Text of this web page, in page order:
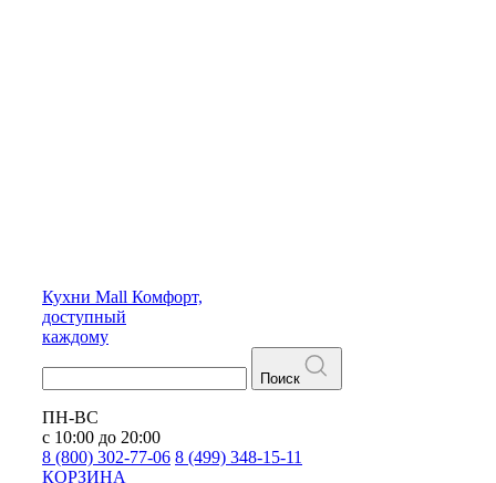
Кухни Mall Комфорт,
доступный
каждому
Поиск
ПН-ВС
с 10:00 до 20:00
8 (800) 302-77-06 8 (499) 348-15-11
КОРЗИНА